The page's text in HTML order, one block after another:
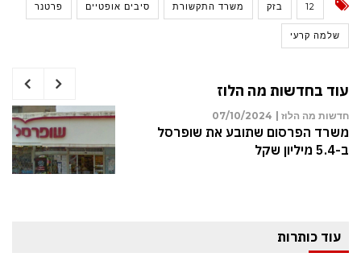
12 בזק משרד התקשורת סיבים אופטיים פרטנר
שלמה קרעי
עוד בחדשות מה הלוז
חדשות מה הלוז | 07/10/2024
משרד הפרסום שתובע את שופרסל
ב-5.4 מיליון שקל
עוד כותרות